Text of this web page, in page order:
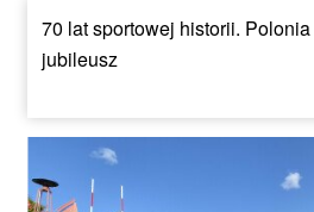
70 lat sportowej historii. Polonia
jubileusz